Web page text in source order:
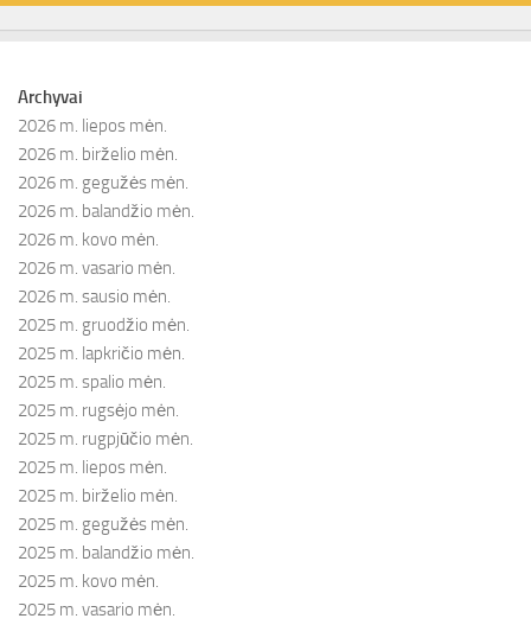
Archyvai
2026 m. liepos mėn.
2026 m. birželio mėn.
2026 m. gegužės mėn.
2026 m. balandžio mėn.
2026 m. kovo mėn.
2026 m. vasario mėn.
2026 m. sausio mėn.
2025 m. gruodžio mėn.
2025 m. lapkričio mėn.
2025 m. spalio mėn.
2025 m. rugsėjo mėn.
2025 m. rugpjūčio mėn.
2025 m. liepos mėn.
2025 m. birželio mėn.
2025 m. gegužės mėn.
2025 m. balandžio mėn.
2025 m. kovo mėn.
2025 m. vasario mėn.